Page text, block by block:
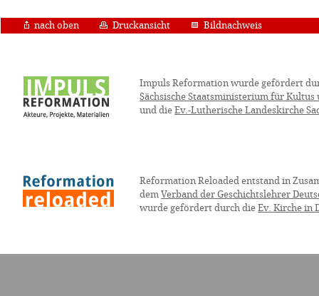
nach oben Druckansicht Bildnachweis
Impuls Reformation wurde gefördert
Sächsische Staatsministerium für Kultus
und die Ev.-Lutherische Landeskirche
Reformation Reloaded entstand in
dem Verband der Geschichtslehrer
wurde gefördert durch die Ev. Kirche in